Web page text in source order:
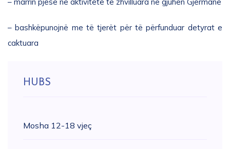
– bashkëpunojnë me të tjerët për të përfunduar detyrat e
caktuara
HUBS
Mosha 12-18 vjeç